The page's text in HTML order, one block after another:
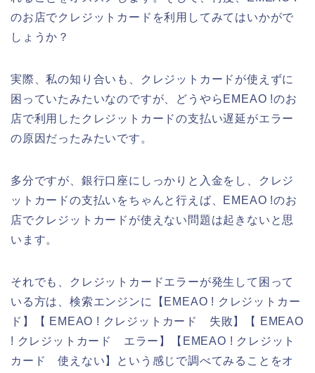
のお店でクレジットカードを利用してみてはいかがで
しょうか？
実際、私の知り合いも、クレジットカードが使えずに
困っていたみたいなのですが、どうやらEMEAO !のお
店で利用したクレジットカードの支払い遅延がエラー
の原因だったみたいです。
多分ですが、銀行口座にしっかりと入金をし、クレジ
ットカードの支払いをちゃんと行えば、EMEAO !のお
店でクレジットカードが使えない問題は起きないと思
います。
それでも、クレジットカードエラーが発生して困って
いる方は、検索エンジンに【EMEAO ! クレジットカー
ド】【 EMEAO ! クレジットカード 失敗】【 EMEAO
! クレジットカード エラー】【EMEAO ! クレジット
カード 使えない】という感じで調べてみることをオ